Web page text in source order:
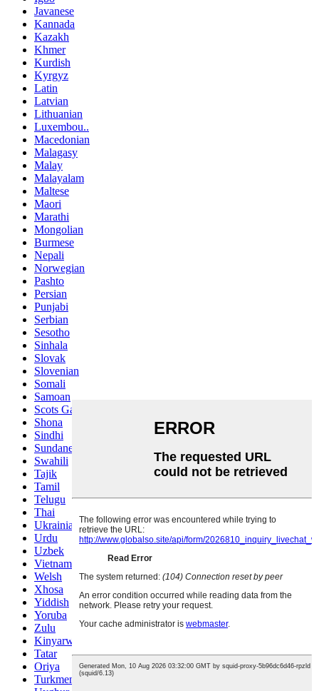
Javanese
Kannada
Kazakh
Khmer
Kurdish
Kyrgyz
Latin
Latvian
Lithuanian
Luxembou..
Macedonian
Malagasy
Malay
Malayalam
Maltese
Maori
Marathi
Mongolian
Burmese
Nepali
Norwegian
Pashto
Persian
Punjabi
Serbian
Sesotho
Sinhala
Slovak
Slovenian
Somali
Samoan
Scots Gaelic
Shona
Sindhi
Sundanese
Swahili
Tajik
Tamil
Telugu
Thai
Ukrainian
Urdu
Uzbek
Vietnamese
Welsh
Xhosa
Yiddish
Yoruba
Zulu
Kinyarwanda
Tatar
Oriya
Turkmen